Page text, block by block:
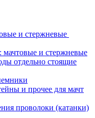
и стержневые
и стержневые
отдельно стоящие
и прочее для мачт
проволоки (катанки)